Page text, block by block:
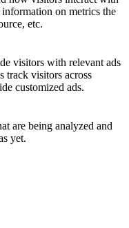
on metrics the
etc.
visitors with relevant ads
track visitors across
customized ads.
are being analyzed and
yet.